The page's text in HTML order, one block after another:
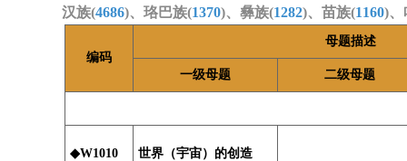
汉族(4686)、珞巴族(1370)、彝族(1282)、苗族(1160)、
编码
母题描述
一级母题 二级母题
◆W1010 世界（宇宙）的创造